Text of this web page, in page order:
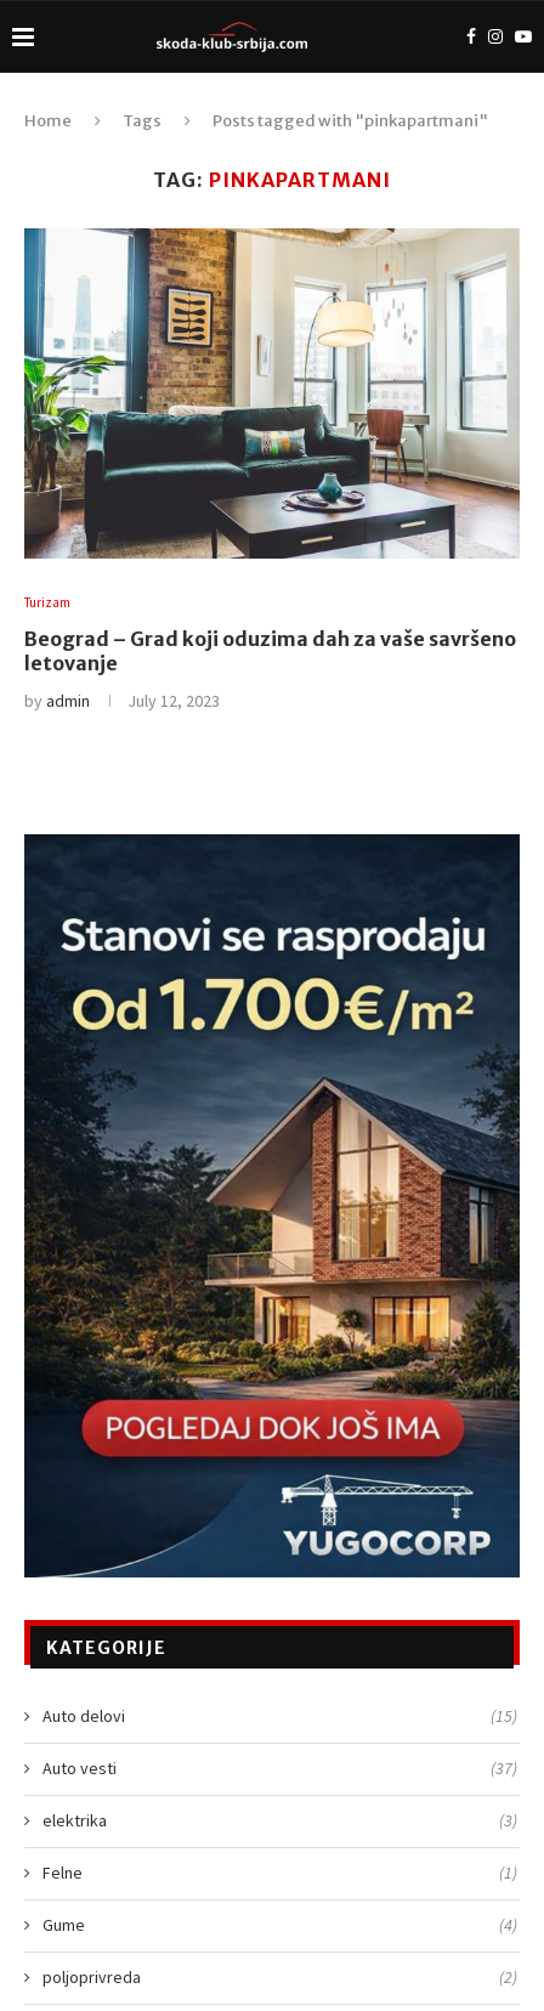
Home Tags Posts tagged with "pinkapartmani"
TAG: PINKAPARTMANI
Turizam
Beograd – Grad koji oduzima dah za vaše savršeno
letovanje
byadmin July 12, 2023
KATEGORIJE
Auto delovi (15)
Auto vesti (37)
elektrika (3)
Felne (1)
Gume (4)
poljoprivreda (2)